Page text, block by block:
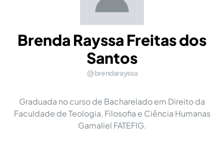
Brenda Rayssa Freitas dos
Santos
brendarayssa
Graduada no curso de Bacharelado em Direito da
Faculdade de Teologia, Filosofia e Ciência Humanas
Gamaliel FATEFIG.